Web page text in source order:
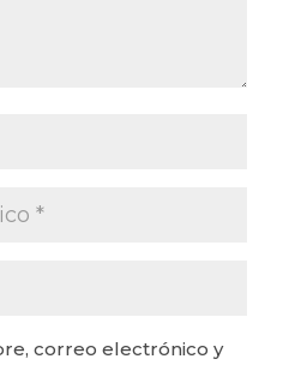
correo electrónico y